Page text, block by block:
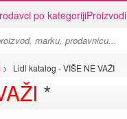
po kategorijiProizvodi
> Lidl katalog - VIŠE NE VAŽI
*